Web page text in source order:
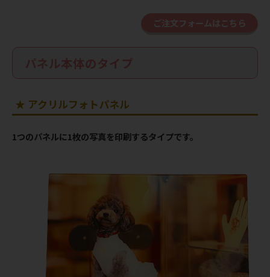
ご注文フォームはこちら
パネル本体のタイプ
★ アクリルフォトパネル
1つのパネルに1枚の写真を印刷するタイプです。